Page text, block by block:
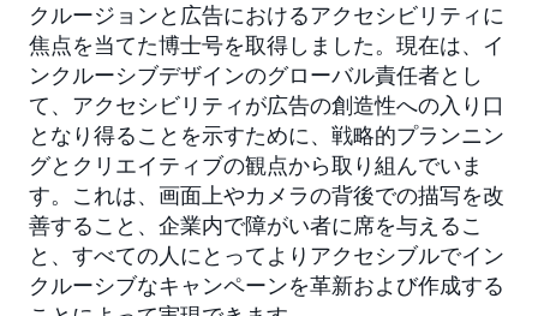
クルージョンと広告におけるアクセシビリティに
焦点を当てた博士号を取得しました。現在は、イ
ンクルーシブデザインのグローバル責任者とし
て、アクセシビリティが広告の創造性への入り口
となり得ることを示すために、戦略的プランニン
グとクリエイティブの観点から取り組んでいま
す。これは、画面上やカメラの背後での描写を改
善すること、企業内で障がい者に席を与えるこ
と、すべての人にとってよりアクセシブルでイン
クルーシブなキャンペーンを革新および作成する